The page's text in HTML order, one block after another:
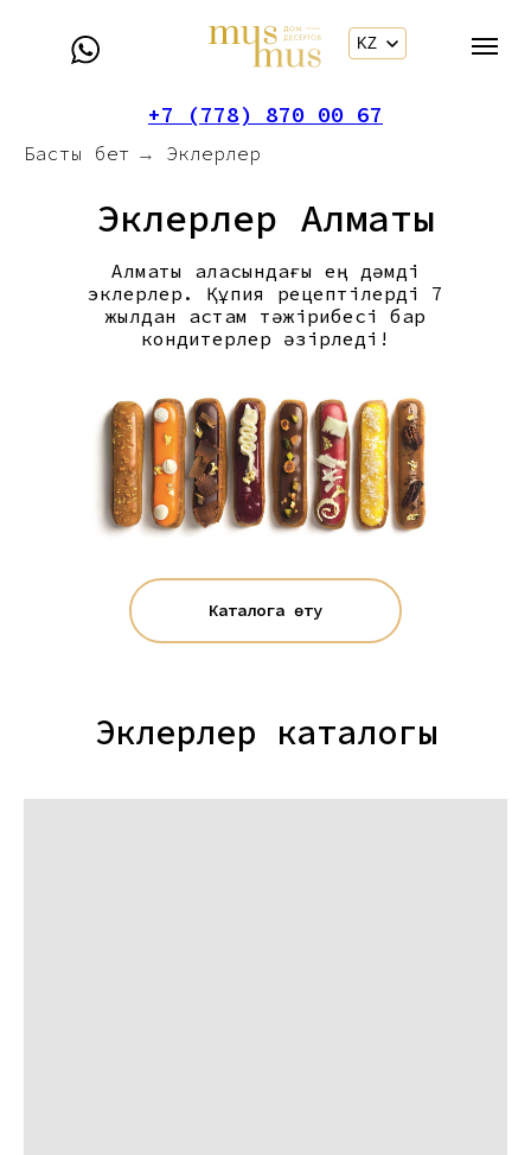
+7 (778) 870 00 67
KZ
Басты бет → Эклерлер
Эклерлер Алматы
Каталогқа өту
Алматы қаласындағы ең дәмді
эклерлер. Құпия рецептілерді 7
жылдан астам тәжірибесі бар
кондитерлер әзірледі!
Эклерлер каталогы